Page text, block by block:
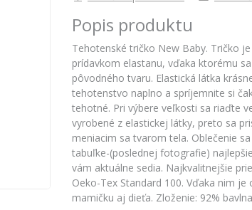
Popis produktu
Tehotenské tričko New Baby. Tričko
prídavkom elastanu, vďaka ktorému
pôvodného tvaru. Elastická látka
tehotenstvo naplno a spríjemnite si
tehotné. Pri výbere veľkosti sa riaďte
vyrobené z elastickej látky, preto sa
meniacim sa tvarom tela. Oblečenie
tabuľke-(poslednej fotografie)
vám aktuálne sedia. Najkvalitnejšie
Oeko-Tex Standard 100. Vďaka nim
mamičku aj dieťa. Zloženie: 92%